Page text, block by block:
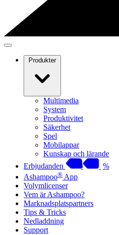
Produkter
Multimedia
System
Produktivitet
Säkerhet
Spel
Mobilappar
Kunskap och lärande
Erbjudanden
%
Ashampoo® App
Volymlicenser
Vem är Ashampoo?
Marknadsplatspartners
Tips & Tricks
Nedladdning
Support